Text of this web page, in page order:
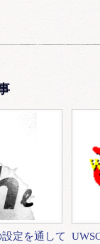
設定を通して